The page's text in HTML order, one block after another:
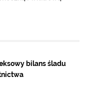
bilans śladu